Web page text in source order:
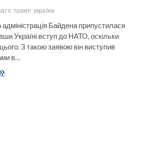
трамп україна
Байдена припустилася
Україні вступ до НАТО, оскільки
З такою заявою він виступив
в…